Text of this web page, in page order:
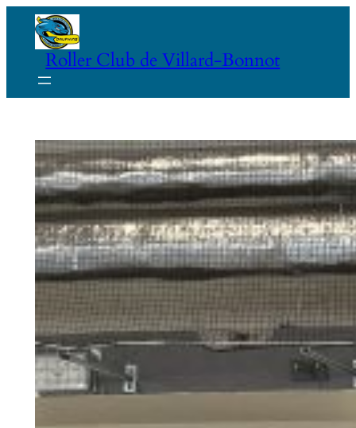
contenuRoller Club de Villard-Bonnot